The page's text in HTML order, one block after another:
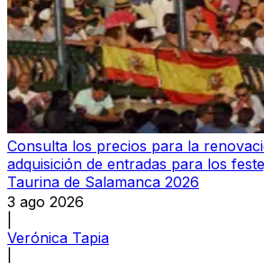
Consulta los precios para la
adquisición de entradas para los
Taurina de Salamanca 2026
3 ago 2026
Verónica Tapia